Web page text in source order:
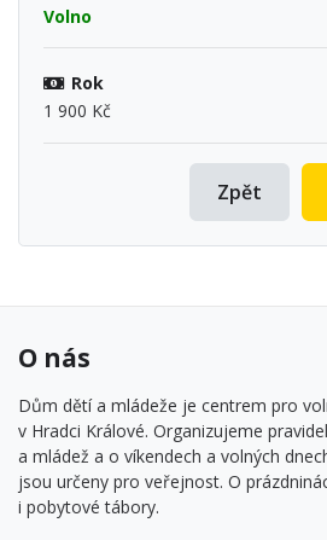
Volno
Rok
1 900 Kč
Zpět
O nás
Dům dětí a mládeže je centrem pro
v Hradci Králové. Organizujeme
a mládež a o víkendech a volných
jsou určeny pro veřejnost. O
i pobytové tábory.